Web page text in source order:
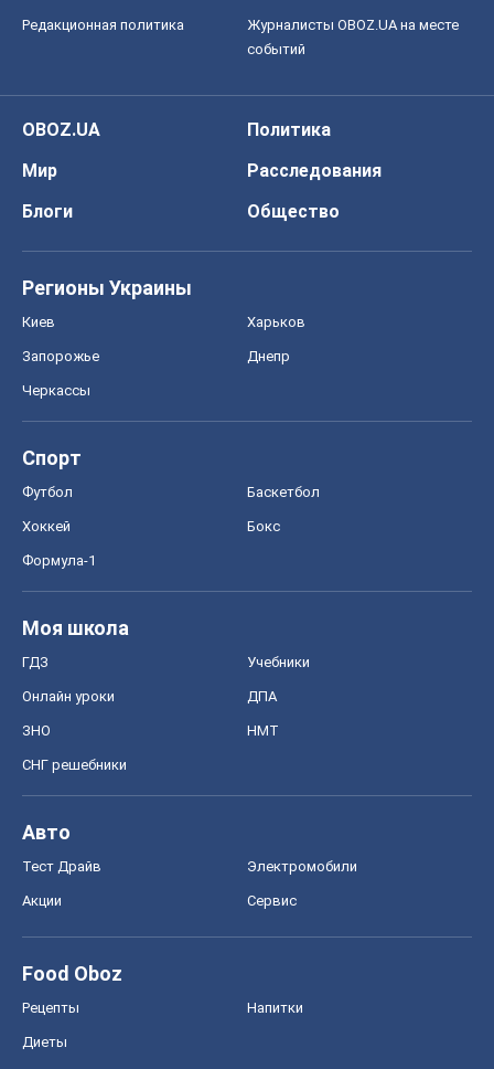
Редакционная политика
Журналисты OBOZ.UA на месте
событий
OBOZ.UA
Политика
Мир
Расследования
Блоги
Общество
Регионы Украины
Киев Харьков
Запорожье Днепр
Черкассы
Спорт
Футбол Баскетбол
Хоккей Бокс
Формула-1
Моя школа
ГДЗ Учебники
Онлайн уроки ДПА
ЗНО НМТ
СНГ решебники
Авто
Тест Драйв Электромобили
Акции Сервис
Food Oboz
Рецепты Напитки
Диеты